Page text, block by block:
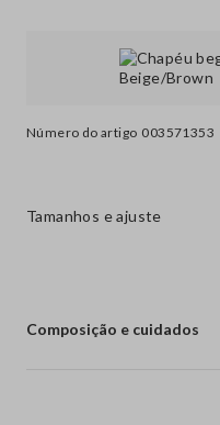
Número do artigo 003571353
Tamanhos e ajuste
Composição e cuidados